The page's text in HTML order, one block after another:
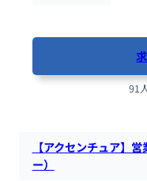
91
【アクセンチュア】
ー）